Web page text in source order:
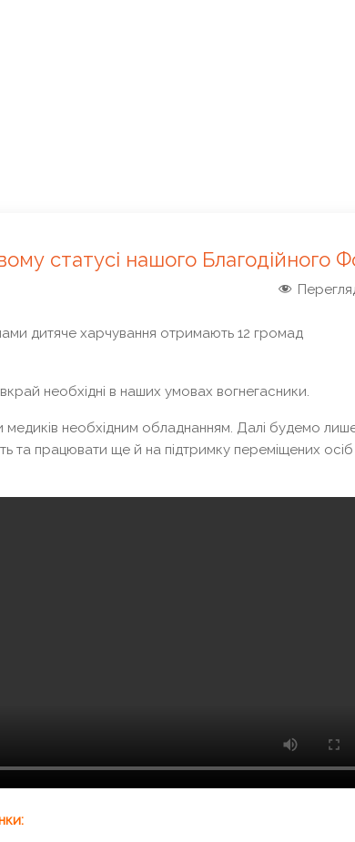
статусі нашого Благодійного
дитяче харчування отримають 12 громад
необхідні в наших умовах вогнегасники.
необхідним обладнанням. Далі будемо
та працювати ще й на підтримку переміщених осіб